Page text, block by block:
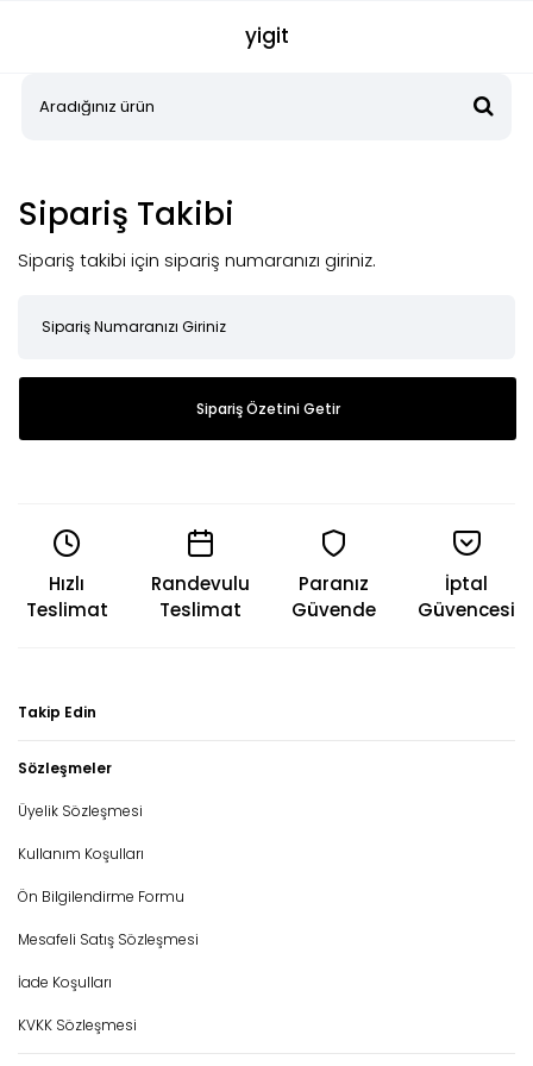
yigit
Sipariş Takibi
Sipariş takibi için sipariş numaranızı giriniz.
Sipariş Özetini Getir
Hızlı
Teslimat
Randevulu
Teslimat
Paranız
Güvende
İptal
Güvencesi
Takip Edin
Sözleşmeler
Üyelik Sözleşmesi
Kullanım Koşulları
Ön Bilgilendirme Formu
Mesafeli Satış Sözleşmesi
İade Koşulları
KVKK Sözleşmesi